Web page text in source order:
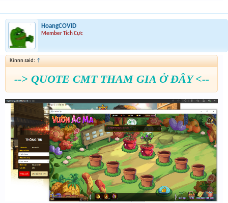
HoangCOVID
Member Tích Cực
Kinnn said: ↑
--> QUOTE CMT THAM GIA Ở ĐÂY <--